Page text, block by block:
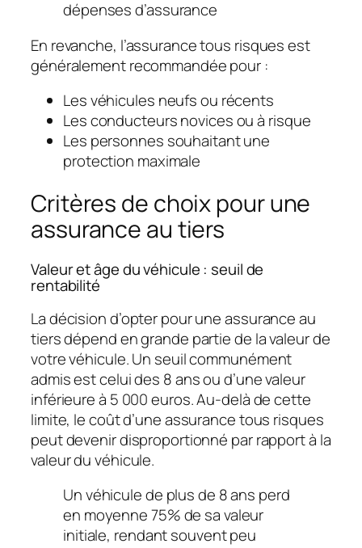
dépenses d’assurance
En revanche, l’assurance tous risques est
généralement recommandée pour :
Les véhicules neufs ou récents
Les conducteurs novices ou à risque
Les personnes souhaitant une
protection maximale
Critères de choix pour une
assurance au tiers
Valeur et âge du véhicule : seuil de
rentabilité
La décision d’opter pour une assurance au
tiers dépend en grande partie de la valeur de
votre véhicule. Un seuil communément
admis est celui des 8 ans ou d’une valeur
inférieure à 5 000 euros. Au-delà de cette
limite, le coût d’une assurance tous risques
peut devenir disproportionné par rapport à la
valeur du véhicule.
Un véhicule de plus de 8 ans perd
en moyenne 75% de sa valeur
initiale, rendant souvent peu